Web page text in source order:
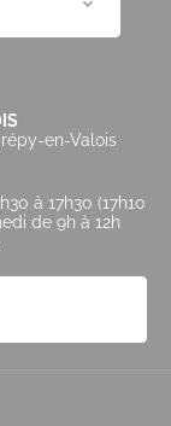
en-Valois
à 17h30 (17h10
de 9h à 12h